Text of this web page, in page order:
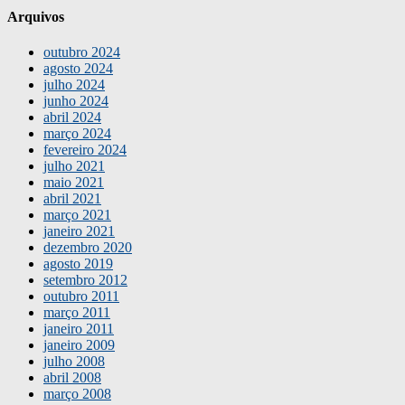
Arquivos
outubro 2024
agosto 2024
julho 2024
junho 2024
abril 2024
março 2024
fevereiro 2024
julho 2021
maio 2021
abril 2021
março 2021
janeiro 2021
dezembro 2020
agosto 2019
setembro 2012
outubro 2011
março 2011
janeiro 2011
janeiro 2009
julho 2008
abril 2008
março 2008